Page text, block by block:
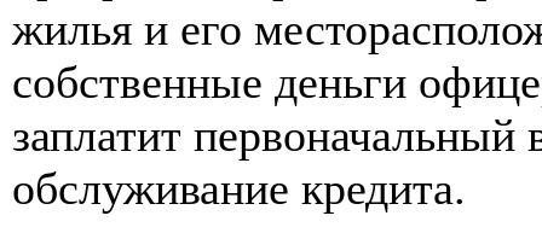
жилья и его
собственные деньги
заплатит
обслуживание кредита.